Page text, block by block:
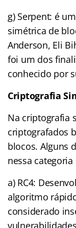
g) Serpent: é
simétrica de
Anderson, Eli
foi um dos
conhecido por
Criptografia
Na criptografia
criptografados
blocos. Alguns
nessa categoria
a) RC4:
algoritmo
considerado